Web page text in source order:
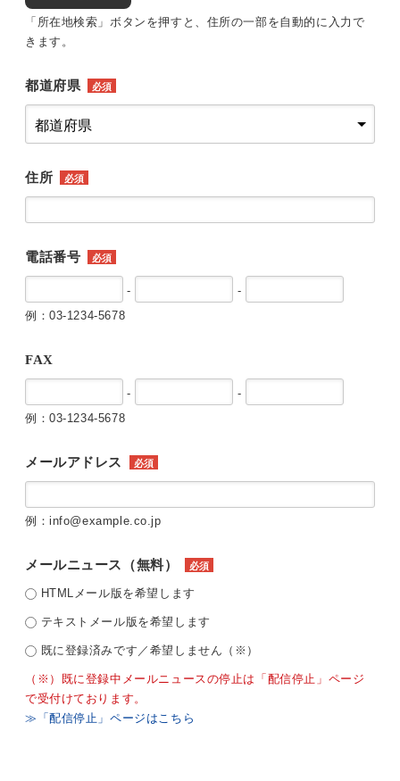
「所在地検索」ボタンを押すと、住所の一部を自動的に入力で
きます。
都道府県 必須
住所 必須
電話番号 必須
-
-
例：03-1234-5678
FAX
-
-
例：03-1234-5678
メールアドレス 必須
例：info@example.co.jp
メールニュース（無料） 必須
HTMLメール版を希望します
テキストメール版を希望します
既に登録済みです／希望しません（※）
（※）既に登録中メールニュースの停止は「配信停止」ページ
で受付けております。
≫「配信停止」ページはこちら